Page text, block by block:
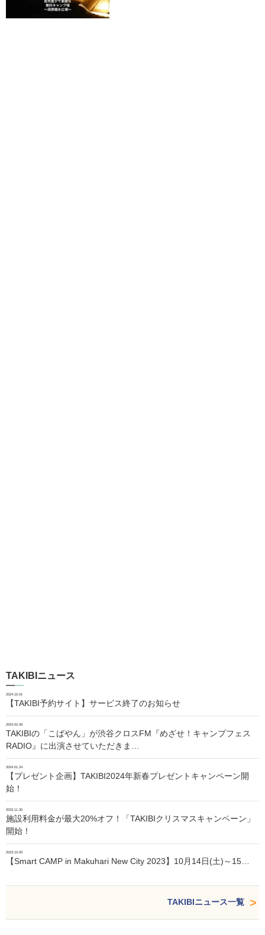
TAKIBIニュース
2024.10.01
【TAKIBI予約サイト】サービス終了のお知らせ
2024.02.06
TAKIBIの「こばやん」が渋谷クロスFM『めざせ！キャンプフェス
RADIO』に出演させていただきま…
2024.01.24
【プレゼント企画】TAKIBI2024年新春プレゼントキャンペーン開
始！
2023.11.30
施設利用料金が最大20%オフ！「TAKIBIクリスマスキャンペーン」
開始！
2023.10.05
【Smart CAMP in Makuhari New City 2023】10月14日(土)～15…
TAKIBIニュース一覧